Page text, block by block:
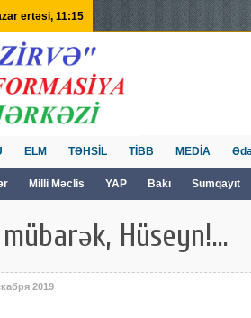
ertəsi, 11:15
Milli Məclis YAP Bakı Sumqayıt
ELM TƏHSİL TİBB MEDİA
Hüseyn!...
2019